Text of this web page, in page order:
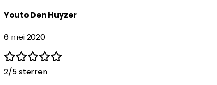
Youto Den Huyzer
6 mei 2020
2/5 sterren